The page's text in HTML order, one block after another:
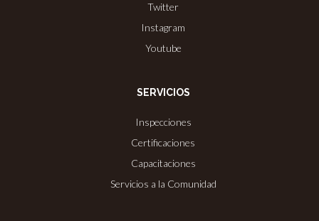
Twitter
Instagram
Youtube
SERVICIOS
Inspecciones
Certificaciones
Capacitaciones
Servicios a la Comunidad